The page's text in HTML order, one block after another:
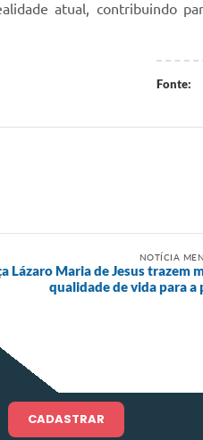
atual, contribuindo
Fonte:
NOTÍCIA
Lázaro Maria de Jesus trazem
qualidade de vida para a
CADASTRAR